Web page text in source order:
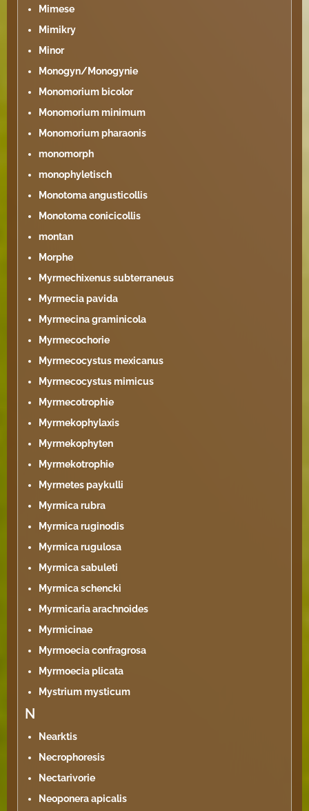
Mimese
Mimikry
Minor
Monogyn/Monogynie
Monomorium bicolor
Monomorium minimum
Monomorium pharaonis
monomorph
monophyletisch
Monotoma angusticollis
Monotoma conicicollis
montan
Morphe
Myrmechixenus subterraneus
Myrmecia pavida
Myrmecina graminicola
Myrmecochorie
Myrmecocystus mexicanus
Myrmecocystus mimicus
Myrmecotrophie
Myrmekophylaxis
Myrmekophyten
Myrmekotrophie
Myrmetes paykulli
Myrmica rubra
Myrmica ruginodis
Myrmica rugulosa
Myrmica sabuleti
Myrmica schencki
Myrmicaria arachnoides
Myrmicinae
Myrmoecia confragrosa
Myrmoecia plicata
Mystrium mysticum
N
Nearktis
Necrophoresis
Nectarivorie
Neoponera apicalis